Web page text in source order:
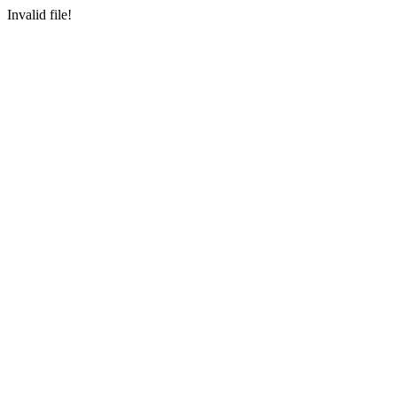
Invalid file!